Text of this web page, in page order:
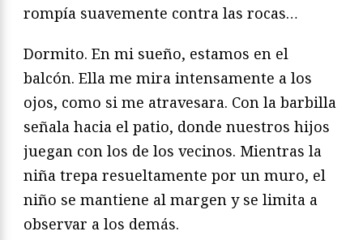
rompía suavemente contra las rocas…
Dormito. En mi sueño, estamos en el
balcón. Ella me mira intensamente a los
ojos, como si me atravesara. Con la barbilla
se­ñala hacia el patio, donde nuestros hijos
juegan con los de los vecinos. Mientras la
niña trepa resueltamente por un muro, el
niño se mantiene al margen y se limita a
observar a los demás.